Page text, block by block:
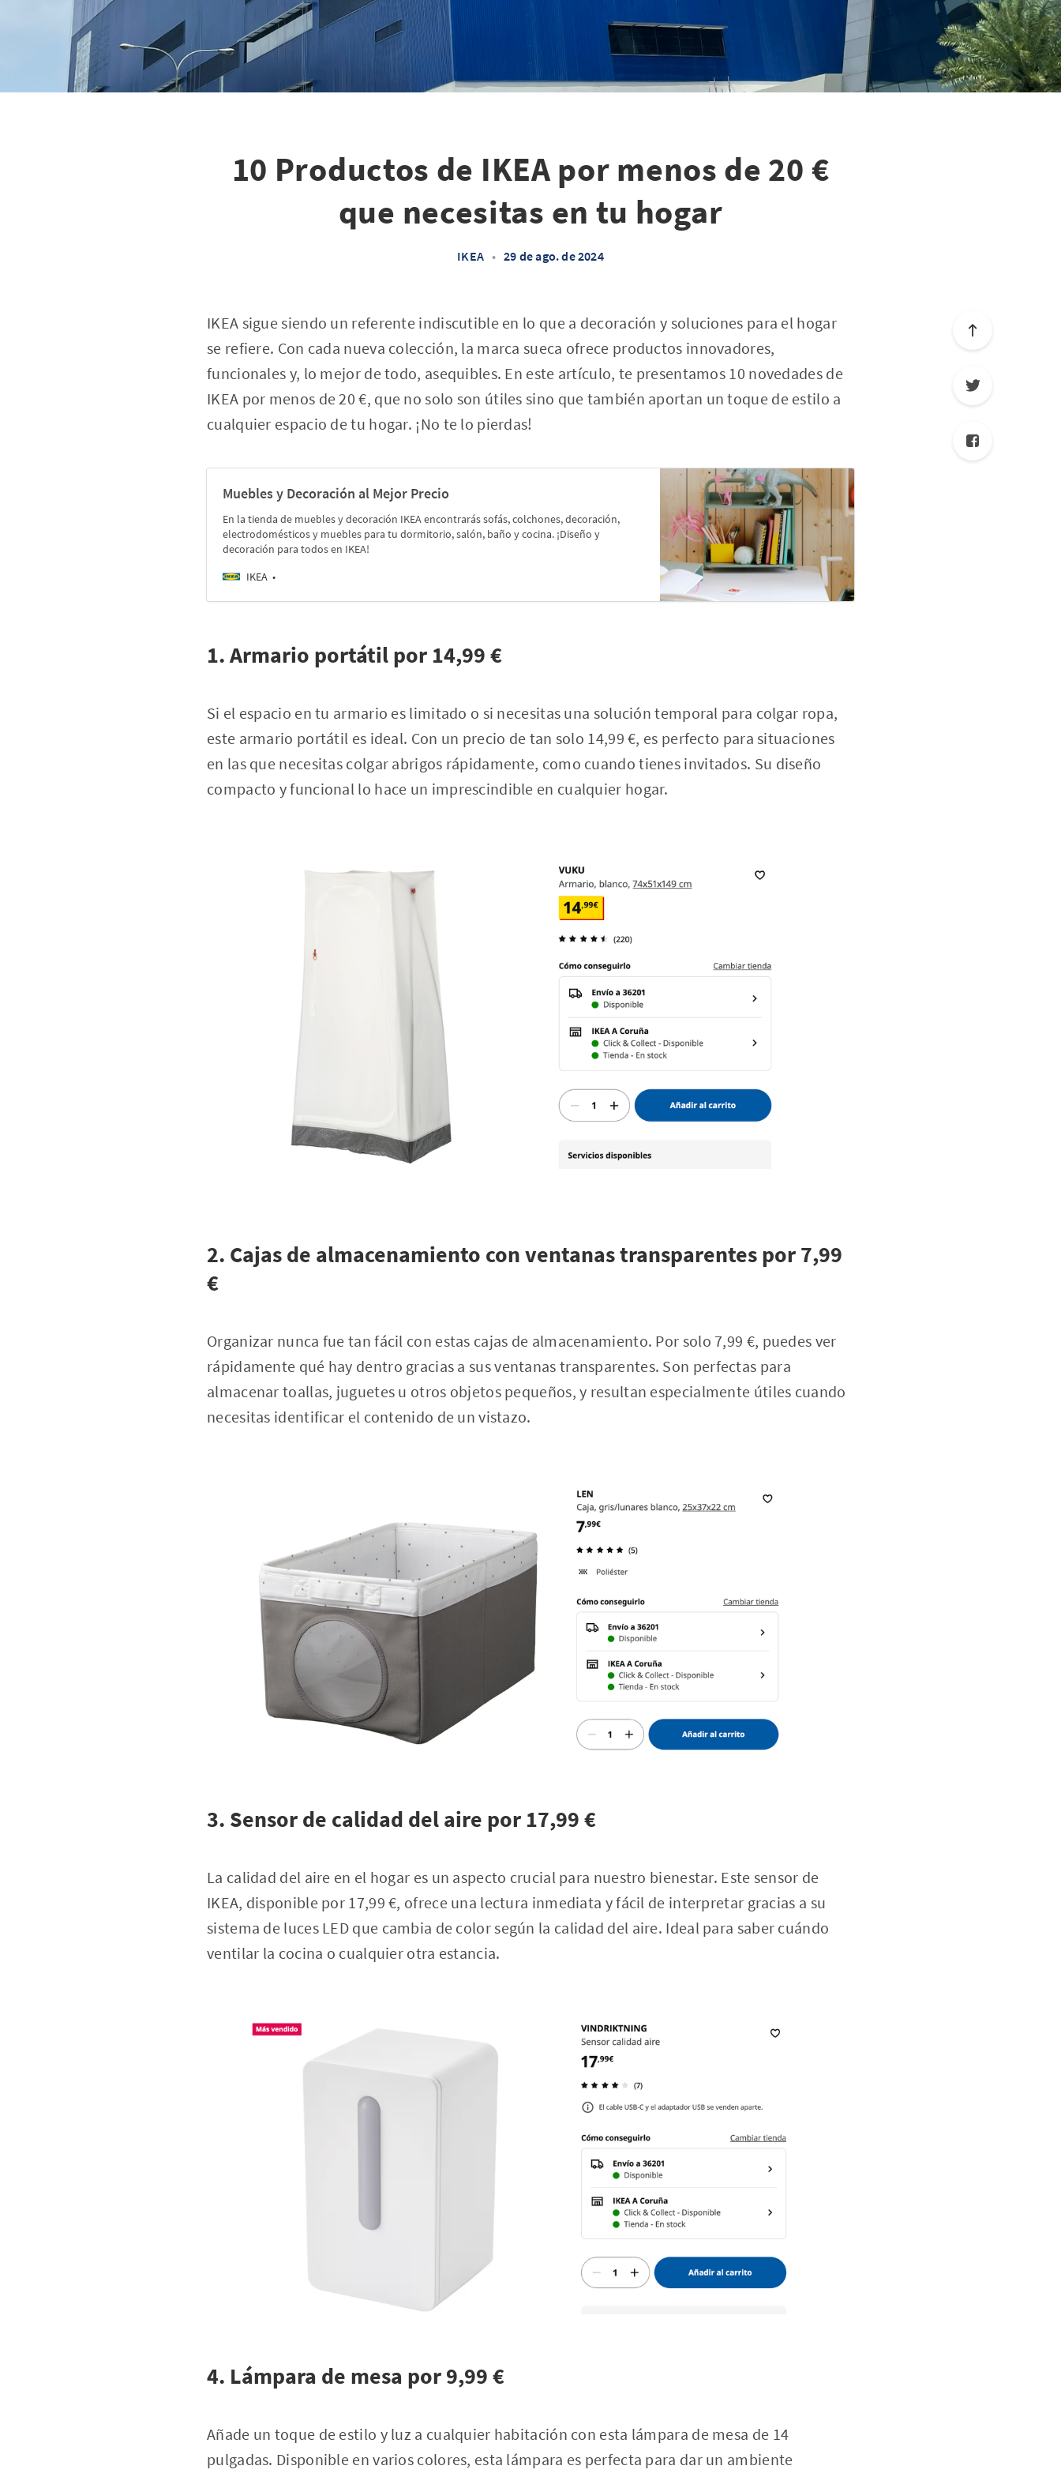
10 Productos de IKEA por menos de 20 €
que necesitas en tu hogar
IKEA • 29 de ago. de 2024
IKEA sigue siendo un referente indiscutible en lo que a decoración y soluciones para el hogar
se refiere. Con cada nueva colección, la marca sueca ofrece productos innovadores,
funcionales y, lo mejor de todo, asequibles. En este artículo, te presentamos 10 novedades de
IKEA por menos de 20 €, que no solo son útiles sino que también aportan un toque de estilo a
cualquier espacio de tu hogar. ¡No te lo pierdas!
Muebles y Decoración al Mejor Precio
En la tienda de muebles y decoración IKEA encontrarás sofás, colchones, decoración,
electrodomésticos y muebles para tu dormitorio, salón, baño y cocina. ¡Diseño y
decoración para todos en IKEA!
IKEA
1. Armario portátil por 14,99 €
Si el espacio en tu armario es limitado o si necesitas una solución temporal para colgar ropa,
este armario portátil es ideal. Con un precio de tan solo 14,99 €, es perfecto para situaciones
en las que necesitas colgar abrigos rápidamente, como cuando tienes invitados. Su diseño
compacto y funcional lo hace un imprescindible en cualquier hogar.
2. Cajas de almacenamiento con ventanas transparentes por 7,99
€
Organizar nunca fue tan fácil con estas cajas de almacenamiento. Por solo 7,99 €, puedes ver
rápidamente qué hay dentro gracias a sus ventanas transparentes. Son perfectas para
almacenar toallas, juguetes u otros objetos pequeños, y resultan especialmente útiles cuando
necesitas identificar el contenido de un vistazo.
3. Sensor de calidad del aire por 17,99 €
La calidad del aire en el hogar es un aspecto crucial para nuestro bienestar. Este sensor de
IKEA, disponible por 17,99 €, ofrece una lectura inmediata y fácil de interpretar gracias a su
sistema de luces LED que cambia de color según la calidad del aire. Ideal para saber cuándo
ventilar la cocina o cualquier otra estancia.
4. Lámpara de mesa por 9,99 €
Añade un toque de estilo y luz a cualquier habitación con esta lámpara de mesa de 14
pulgadas. Disponible en varios colores, esta lámpara es perfecta para dar un ambiente